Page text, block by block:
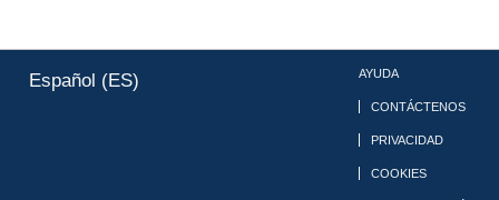
Español (ES) AYUDA
CONTÁCTENOS
PRIVACIDAD
COOKIES